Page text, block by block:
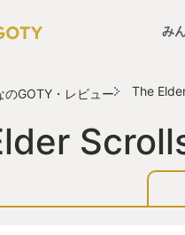
み
のGOTY・レビュー The